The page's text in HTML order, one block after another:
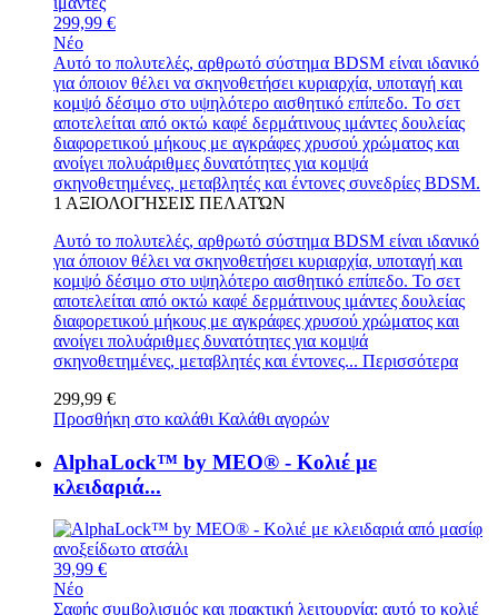
299,99 €
Νέο
Αυτό το πολυτελές, αρθρωτό σύστημα BDSM είναι ιδανικό
για όποιον θέλει να σκηνοθετήσει κυριαρχία, υποταγή και
κομψό δέσιμο στο υψηλότερο αισθητικό επίπεδο. Το σετ
αποτελείται από οκτώ καφέ δερμάτινους ιμάντες δουλείας
διαφορετικού μήκους με αγκράφες χρυσού χρώματος και
ανοίγει πολυάριθμες δυνατότητες για κομψά
σκηνοθετημένες, μεταβλητές και έντονες συνεδρίες BDSM.
1 ΑΞΙΟΛΟΓΉΣΕΙΣ ΠΕΛΑΤΏΝ
Αυτό το πολυτελές, αρθρωτό σύστημα BDSM είναι ιδανικό
για όποιον θέλει να σκηνοθετήσει κυριαρχία, υποταγή και
κομψό δέσιμο στο υψηλότερο αισθητικό επίπεδο. Το σετ
αποτελείται από οκτώ καφέ δερμάτινους ιμάντες δουλείας
διαφορετικού μήκους με αγκράφες χρυσού χρώματος και
ανοίγει πολυάριθμες δυνατότητες για κομψά
σκηνοθετημένες, μεταβλητές και έντονες... Περισσότερα
299,99 €
Προσθήκη στο καλάθι Καλάθι αγορών
AlphaLock™ by MEO® - Κολιέ με
κλειδαριά...
39,99 €
Νέο
Σαφής συμβολισμός και πρακτική λειτουργία: αυτό το κολιέ